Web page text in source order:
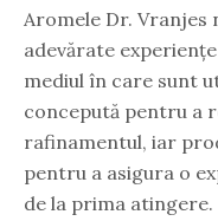
Aromele Dr.
adevărate
mediul în care sunt
concepută pentru a
rafinamentul, iar
pentru a asigura o
de la prima atingere.